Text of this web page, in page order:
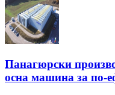
Панагюрски
осна машина за по-